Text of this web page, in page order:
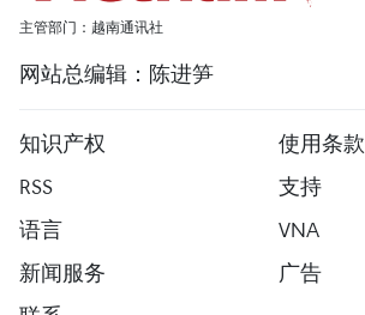
主管部门：越南通讯社
网站总编辑：陈进笋
知识产权
使用条款
RSS
支持
语言
VNA
新闻服务
广告